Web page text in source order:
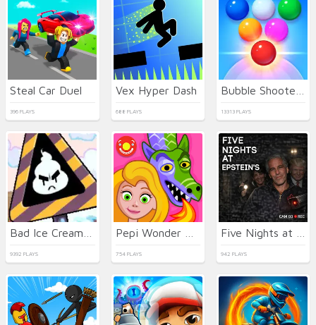
Steal Car Duel
396 PLAYS
Vex Hyper Dash
688 PLAYS 13313 PLAYS
9392 PLAYS 754 PLAYS 942 PLAYS